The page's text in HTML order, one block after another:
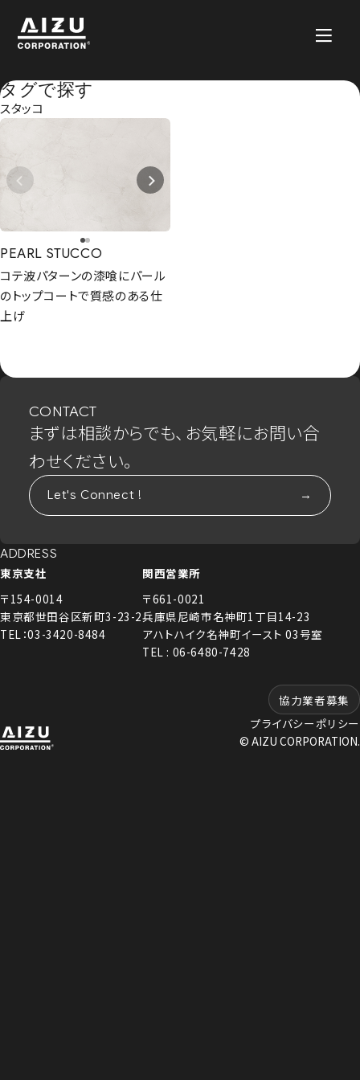
タグで探す
スタッコ
PEARL STUCCO
コテ波パターンの漆喰にパール
のトップコートで質感のある仕
上げ
CONTACT
まずは相談からでも、お気軽にお問い合
わせください。
Let's Connect !
ADDRESS
東京支社
〒154-0014
東京都世田谷区新町3-23-2
TEL：03-3420-8484
関西営業所
〒661-0021
兵庫県尼崎市名神町1丁目14-23
アハトハイク名神町イースト 03号室
TEL : 06-6480-7428
協力業者募集
プライバシーポリシー
© AIZU CORPORATION.